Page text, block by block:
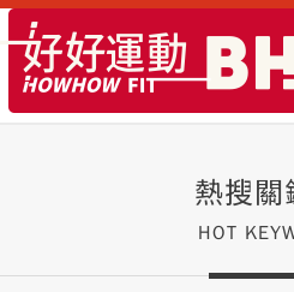
熱搜關
HOT